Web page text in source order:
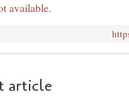
available.
article